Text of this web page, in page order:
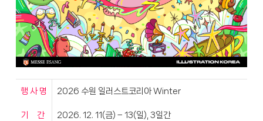
행 사 명 2026 수원 일러스트코리아 Winter
기 간 2026. 12. 11(금) – 13(일), 3일간